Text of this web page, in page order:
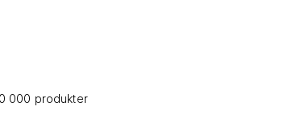
000 produkter